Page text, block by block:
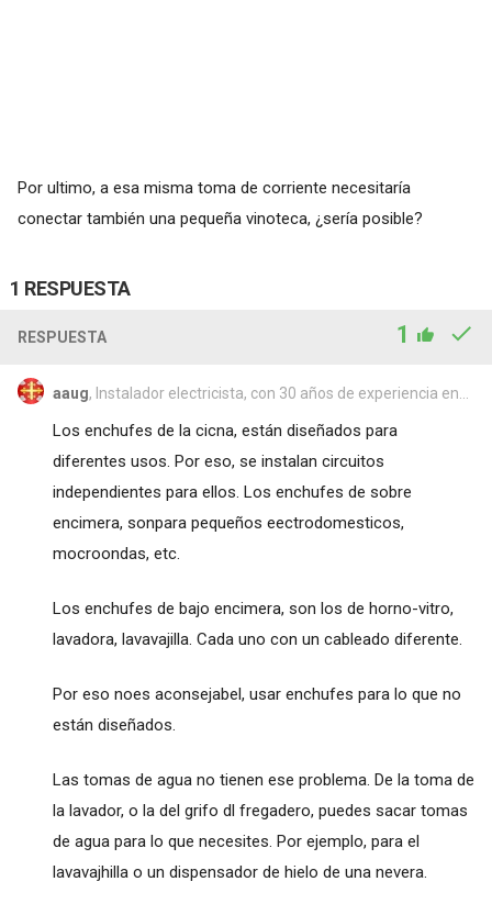
Por ultimo, a esa misma toma de corriente necesitaría
conectar también una pequeña vinoteca, ¿sería posible?
1 RESPUESTA
RESPUESTA 1
aaug, Instalador electricista, con 30 años de experiencia en...
Los enchufes de la cicna, están diseñados para
diferentes usos. Por eso, se instalan circuitos
independientes para ellos. Los enchufes de sobre
encimera, sonpara pequeños eectrodomesticos,
mocroondas, etc.
Los enchufes de bajo encimera, son los de horno-vitro,
lavadora, lavavajilla. Cada uno con un cableado diferente.
Por eso noes aconsejabel, usar enchufes para lo que no
están diseñados.
Las tomas de agua no tienen ese problema. De la toma de
la lavador, o la del grifo dl fregadero, puedes sacar tomas
de agua para lo que necesites. Por ejemplo, para el
lavavajhilla o un dispensador de hielo de una nevera.